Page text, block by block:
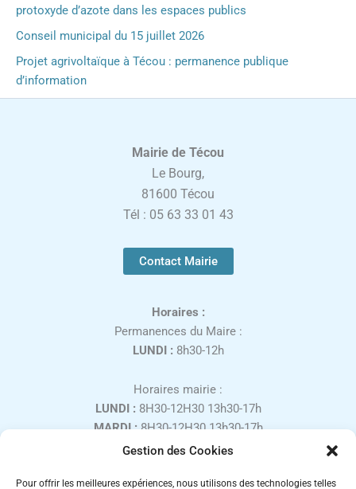
Gestion des Cookies
Pour offrir les meilleures expériences, nous utilisons des technologies telles
protoxyde d’azote dans les espaces publics
Conseil municipal du 15 juillet 2026
Projet agrivoltaïque à Técou : permanence publique
d’information
Mairie de Técou
Le Bourg,
81600 Técou
Tél : 05 63 33 01 43
Contact Mairie
Horaires :
Permanences du Maire :
LUNDI : 8h30-12h
Horaires mairie :
LUNDI : 8H30-12H30 13h30-17h
MARDI :8H30-12H30 13h30-17h
MERCREDI :8H30-12H30
VENDREDI :8H30-12H30 13h30-16h